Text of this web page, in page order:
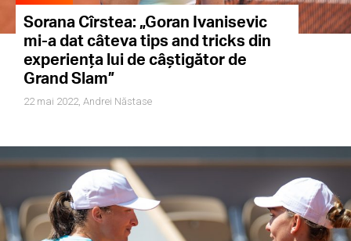
Sorana Cîrstea: „Goran Ivanisevic
mi-a dat câteva tips and tricks din
experiența lui de câștigător de
Grand Slam”
22 mai 2022, Andrei Năstase